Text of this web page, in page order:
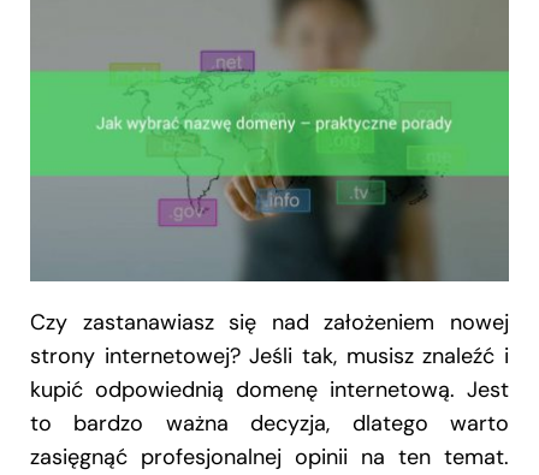
Czy zastanawiasz się nad założeniem nowej
strony internetowej? Jeśli tak, musisz znaleźć i
kupić odpowiednią domenę internetową. Jest
to bardzo ważna decyzja, dlatego warto
zasięgnąć profesjonalnej opinii na ten temat.